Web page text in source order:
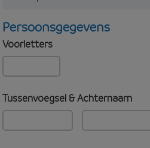
Persoonsgegevens
Voorletters
Tussenvoegsel & Achternaam